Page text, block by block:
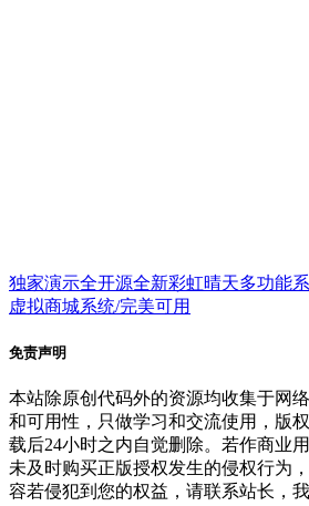
独家演示全开源全新彩虹晴天多功能
虚拟商城系统/完美可用
免责声明
本站除原创代码外的资源均收集于网
和可用性，只做学习和交流使用，版
载后24小时之内自觉删除。若作商业
未及时购买正版授权发生的侵权行为
容若侵犯到您的权益，请联系站长，